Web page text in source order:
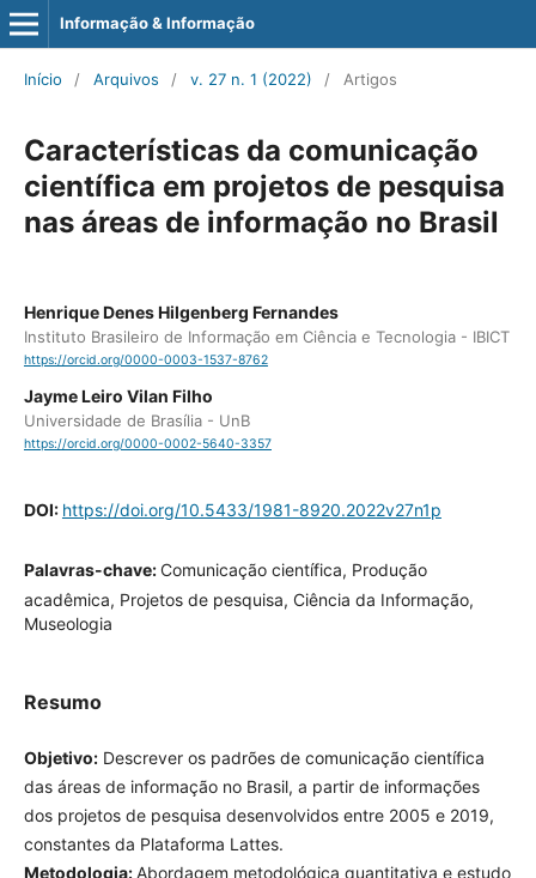
Informação & Informação
Início / Arquivos / v. 27 n. 1 (2022) / Artigos
Características da comunicação
científica em projetos de pesquisa
nas áreas de informação no Brasil
Henrique Denes Hilgenberg Fernandes
Instituto Brasileiro de Informação em Ciência e Tecnologia - IBICT
https://orcid.org/0000-0003-1537-8762
Jayme Leiro Vilan Filho
Universidade de Brasília - UnB
https://orcid.org/0000-0002-5640-3357
DOI:https://doi.org/10.5433/1981-8920.2022v27n1p
Palavras-chave:Comunicação científica, Produção
acadêmica, Projetos de pesquisa, Ciência da Informação,
Museologia
Resumo
Objetivo: Descrever os padrões de comunicação científica
das áreas de informação no Brasil, a partir de informações
dos projetos de pesquisa desenvolvidos entre 2005 e 2019,
constantes da Plataforma Lattes.